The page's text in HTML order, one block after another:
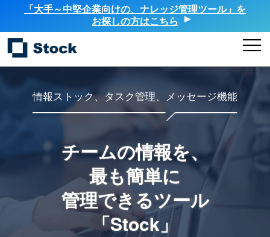
「大手～中堅企業向けの、ナレッジ管理ツール」を
お探しの方はこちら
情報ストック、タスク管理、メッセージ機能
チームの情報を、
最も簡単に
管理できるツール
「Stock」